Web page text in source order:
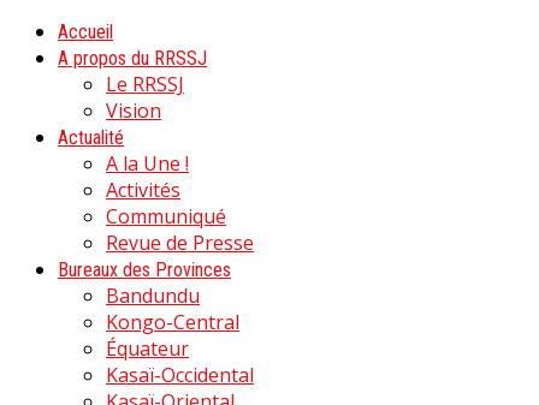
Accueil
A propos du RRSSJ
Le RRSSJ
Vision
Actualité
A la Une !
Activités
Communiqué
Revue de Presse
Bureaux des Provinces
Bandundu
Kongo-Central
Équateur
Kasaï-Occidental